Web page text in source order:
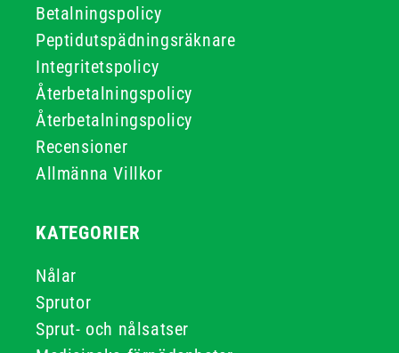
Betalningspolicy
Peptidutspädningsräknare
Integritetspolicy
Återbetalningspolicy
Återbetalningspolicy
Recensioner
Allmänna Villkor
KATEGORIER
Nålar
Sprutor
Sprut- och nålsatser